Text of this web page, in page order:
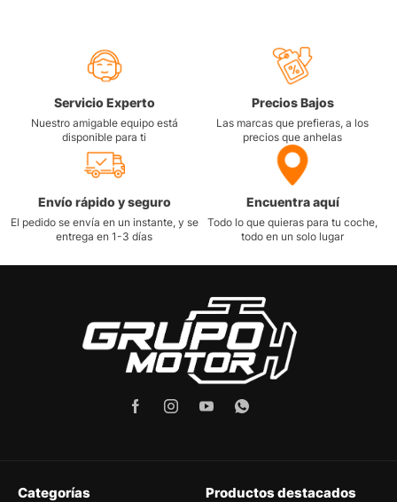
Servicio Experto
Nuestro amigable equipo está
disponible para ti
Precios Bajos
Las marcas que prefieras, a los
precios que anhelas
Envío rápido y seguro
El pedido se envía en un instante, y se
entrega en 1-3 días
Encuentra aquí
Todo lo que quieras para tu coche,
todo en un solo lugar
Categorías Productos destacados